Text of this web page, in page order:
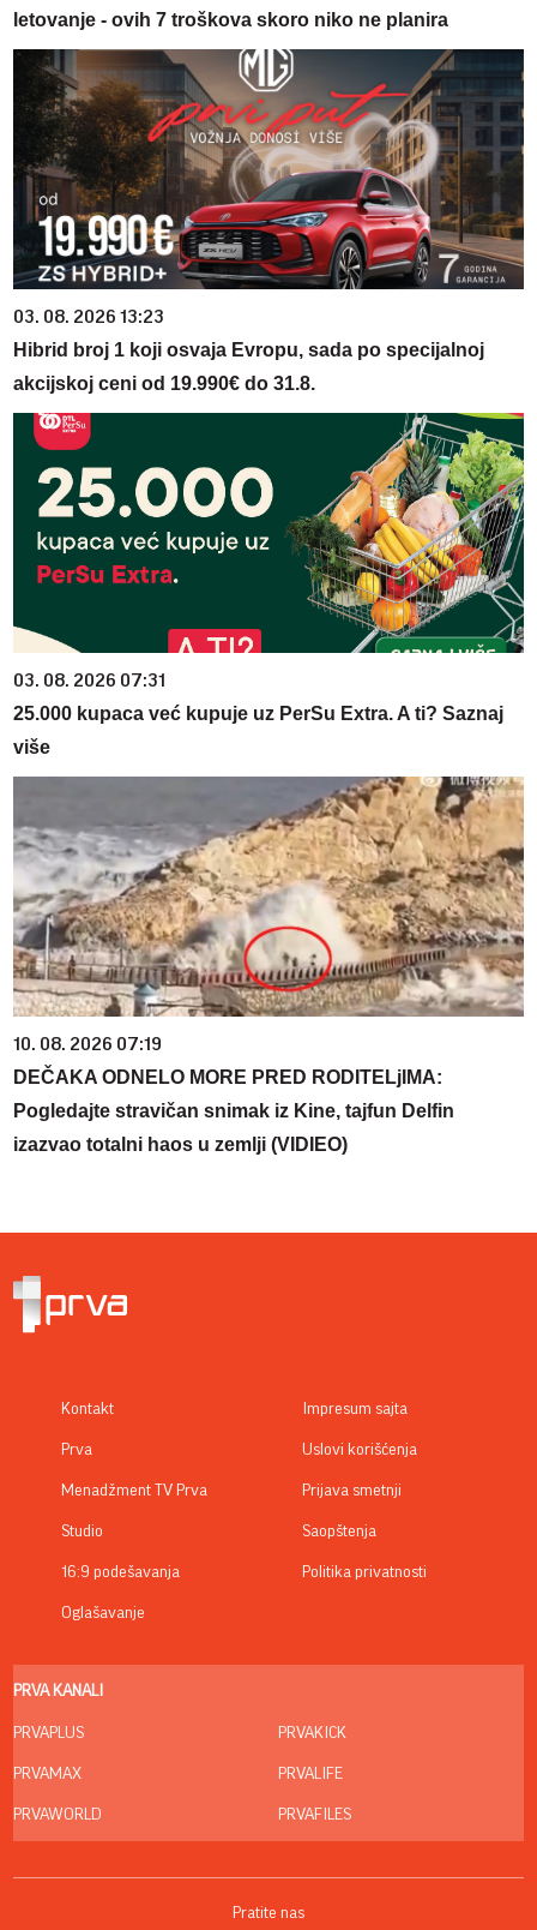
letovanje - ovih 7 troškova skoro niko ne planira
03. 08. 2026 13:23
Hibrid broj 1 koji osvaja Evropu, sada po specijalnoj
akcijskoj ceni od 19.990€ do 31.8.
03. 08. 2026 07:31
25.000 kupaca već kupuje uz PerSu Extra. A ti? Saznaj
više
10. 08. 2026 07:19
DEČAKA ODNELO MORE PRED RODITELjIMA:
Pogledajte stravičan snimak iz Kine, tajfun Delfin
izazvao totalni haos u zemlji (VIDIEO)
Kontakt
Prva
Menadžment TV Prva
Studio
16:9 podešavanja
Oglašavanje
Impresum sajta
Uslovi korišćenja
Prijava smetnji
Saopštenja
Politika privatnosti
PRVA KANALI
PRVAPLUS
PRVAMAX
PRVAWORLD
PRVAKICK
PRVALIFE
PRVAFILES
Pratite nas